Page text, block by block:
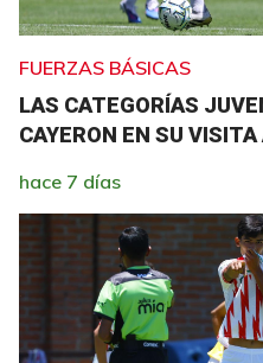
FUERZAS BÁSICAS
LAS CATEGORÍAS
CAYERON EN SU
hace 7 días